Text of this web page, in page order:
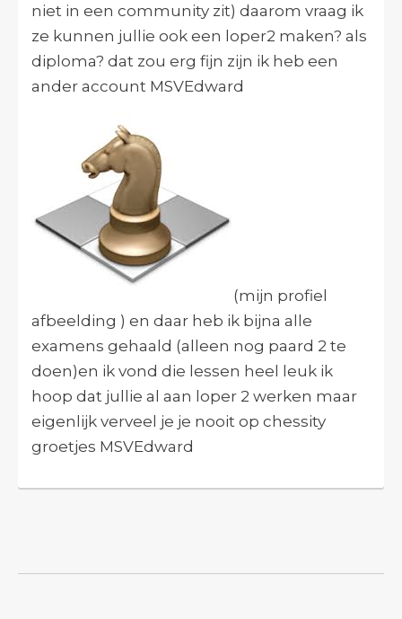
niet in een community zit) daarom vraag ik
ze kunnen jullie ook een loper2 maken? als
diploma? dat zou erg fijn zijn ik heb een
ander account MSVEdward
(mijn profiel
afbeelding ) en daar heb ik bijna alle
examens gehaald (alleen nog paard 2 te
doen)en ik vond die lessen heel leuk ik
hoop dat jullie al aan loper 2 werken maar
eigenlijk verveel je je nooit op chessity
groetjes MSVEdward